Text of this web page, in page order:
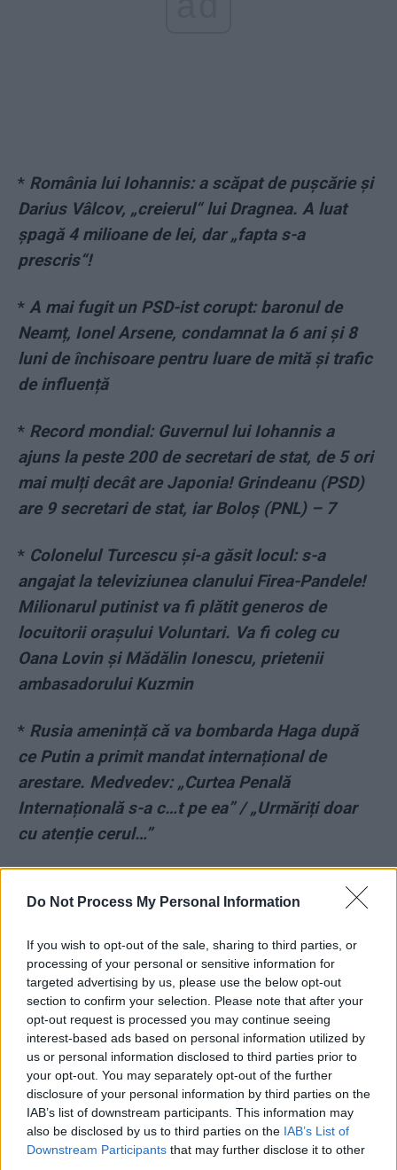
Do Not Process My Personal Information
If you wish to opt-out of the sale, sharing to third parties, or
processing of your personal or sensitive information for
targeted advertising by us, please use the below opt-out
section to confirm your selection. Please note that after your
opt-out request is processed you may continue seeing
interest-based ads based on personal information utilized by
us or personal information disclosed to third parties prior to
your opt-out. You may separately opt-out of the further
disclosure of your personal information by third parties on the
IAB’s list of downstream participants. This information may
also be disclosed by us to third parties on the IAB’s List of
Downstream Participants that may further disclose it to other
* România lui Iohannis: a scăpat de pușcărie și
Darius Vâlcov, „creierul“ lui Dragnea. A luat
șpagă 4 milioane de lei, dar „fapta s-a
prescris“!
* A mai fugit un PSD-ist corupt: baronul de
Neamț, Ionel Arsene, condamnat la 6 ani și 8
luni de închisoare pentru luare de mită și trafic
de influență
* Record mondial: Guvernul lui Iohannis a
ajuns la peste 200 de secretari de stat, de 5 ori
mai mulți decât are Japonia! Grindeanu (PSD)
are 9 secretari de stat, iar Boloș (PNL) – 7
* Colonelul Turcescu și-a găsit locul: s-a
angajat la televiziunea clanului Firea-Pandele!
Milionarul putinist va fi plătit generos de
locuitorii orașului Voluntari. Va fi coleg cu
Oana Lovin și Mădălin Ionescu, prietenii
ambasadorului Kuzmin
* Rusia amenință că va bombarda Haga după
ce Putin a primit mandat internațional de
arestare. Medvedev: „Curtea Penală
Internațională s-a c…t pe ea” / „Urmăriți doar
cu atenție cerul…”
pacea în „cel mult o zi”: ar lăsa Rusia să rupă
favoarea fostului președinte
*Ungurii lui Viktor Orban s-au făcut de râsul
Europei: au mințit că UEFA le-ar fi aprobat
folosirea hărții revizioniste a Ungariei Mari la
meciurile de fotbal!
- Advertisement -